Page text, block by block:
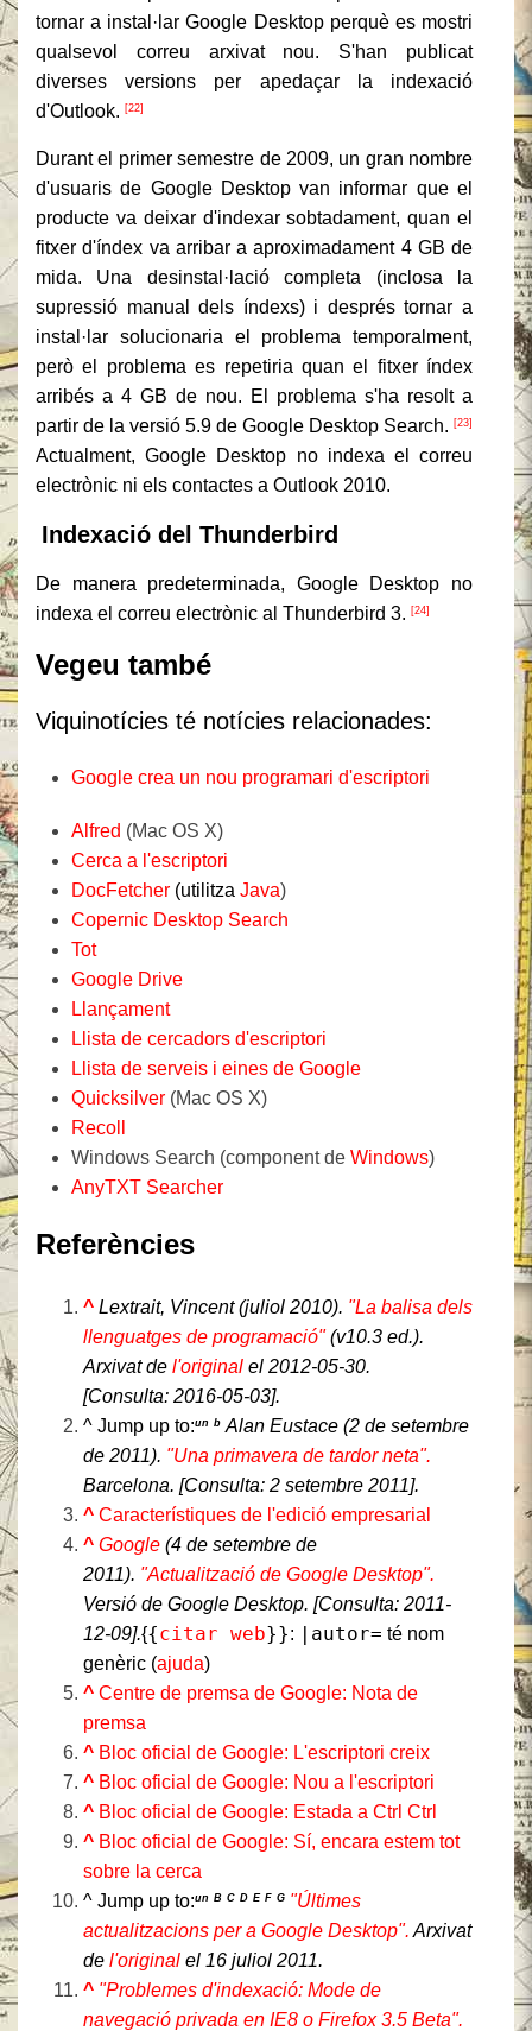
tornar a instal·lar Google Desktop perquè es mostri
qualsevol correu arxivat nou. S'han publicat
diverses versions per apedaçar la indexació
d'Outlook. [22]
Durant el primer semestre de 2009, un gran nombre
d'usuaris de Google Desktop van informar que el
producte va deixar d'indexar sobtadament, quan el
fitxer d'índex va arribar a aproximadament 4 GB de
mida. Una desinstal·lació completa (inclosa la
supressió manual dels índexs) i després tornar a
instal·lar solucionaria el problema temporalment,
però el problema es repetiria quan el fitxer índex
arribés a 4 GB de nou. El problema s'ha resolt a
partir de la versió 5.9 de Google Desktop Search. [23]
Actualment, Google Desktop no indexa el correu
electrònic ni els contactes a Outlook 2010.
Indexació del Thunderbird
De manera predeterminada, Google Desktop no
indexa el correu electrònic al Thunderbird 3. [24]
Vegeu també
Viquinotícies té notícies relacionades:
Google crea un nou programari d'escriptori
Alfred (Mac OS X)
Cerca a l'escriptori
DocFetcher (utilitza Java)
Copernic Desktop Search
Tot
Google Drive
Llançament
Llista de cercadors d'escriptori
Llista de serveis i eines de Google
Quicksilver (Mac OS X)
Recoll
Windows Search (component de Windows)
AnyTXT Searcher
Referències
^ Lextrait, Vincent (juliol 2010). "La balisa dels
llenguatges de programació"(v10.3 ed.).
Arxivat de l'original el 2012-05-30.
[Consulta: 2016-05-03].
^ Jump up to:un b Alan Eustace (2 de setembre
de 2011). "Una primavera de tardor neta".
Barcelona. [Consulta: 2 setembre 2011].
^ Característiques de l'edició empresarial
^ Google (4 de setembre de
2011). "Actualització de Google Desktop".
Versió de Google Desktop. [Consulta: 2011-
12-09].{{citar web}}: |autor= té nom
genèric (ajuda)
^ Centre de premsa de Google: Nota de
premsa
^ Bloc oficial de Google: L'escriptori creix
^ Bloc oficial de Google: Nou a l'escriptori
^ Bloc oficial de Google: Estada a Ctrl Ctrl
^ Bloc oficial de Google: Sí, encara estem tot
sobre la cerca
^ Jump up to:un B C D E F G "Últimes
actualitzacions per a Google Desktop". Arxivat
de l'original el 16 juliol 2011.
^ "Problemes d'indexació: Mode de
navegació privada en IE8 o Firefox 3.5 Beta".